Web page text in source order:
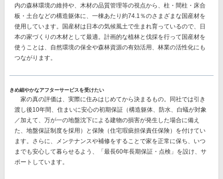
内の森林環境の維持や、木材の品質管理等の視点から、柱・間柱・床合
板・土台などの構造躯体に、一棟あたり約74.1％のさまざまな国産材を
使用しています。国産材は日本の気候風土で生まれ育っているので、日
本の家づくりの木材として最適。 計画的な植林と伐採を行って国産材を
使うことは、自然環境の保全や森林資源の有効活用、林業の活性化にも
つながります。
きめ細やかなアフターサービスを受けたい
家の真の評価は、実際に住みはじめてから決まるもの。同社では引き
渡し後10年間、住まいに安心の初期保証（構造躯体、防水、白蟻が対象
／加えて、万が一の地盤沈下による建物の損害が発生した場合に備え
た、地盤保証制度を採用）と保険（住宅瑕疵担保責任保険） を付けてい
ます。さらに、メンテナンスや補修をすることで家を正常に保ち、いつ
までも安心して暮らせるよう、「最長60年長期保証・点検」を設け、サ
ポートしています。